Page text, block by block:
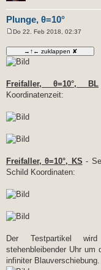
Plunge, θ=10°
t
r
g
Do 22. Feb 2018, 02:37
Freifaller, θ=10°, BL
Koordinatenzeit:
Freifaller, θ=10°, KS -
Schild Koordinaten:
Der Testpartikel
stehenbleibender Uhr um
infiniter Blauverschiebung.